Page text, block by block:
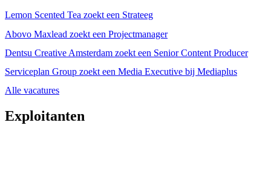
Lemon Scented Tea zoekt een Strateeg
Abovo Maxlead zoekt een Projectmanager
Dentsu Creative Amsterdam zoekt een Senior Content Producer
Serviceplan Group zoekt een Media Executive bij Mediaplus
Alle vacatures
Exploitanten